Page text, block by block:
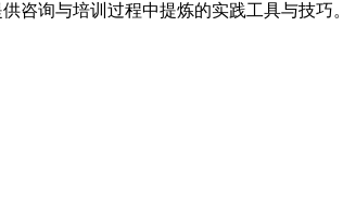
咨询与培训过程中提炼的实践工具与技巧。